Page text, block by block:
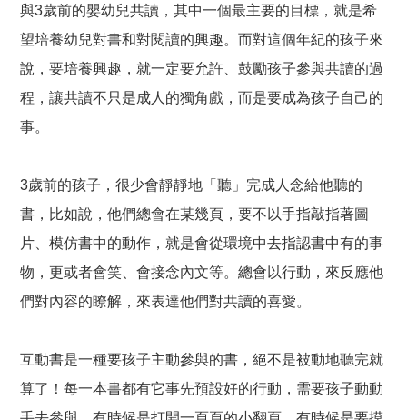
與3歲前的嬰幼兒共讀，其中一個最主要的目標，就是希
望培養幼兒對書和對閱讀的興趣。而對這個年紀的孩子來
說，要培養興趣，就一定要允許、鼓勵孩子參與共讀的過
程，讓共讀不只是成人的獨角戲，而是要成為孩子自己的
事。
3歲前的孩子，很少會靜靜地「聽」完成人念給他聽的
書，比如說，他們總會在某幾頁，要不以手指敲指著圖
片、模仿書中的動作，就是會從環境中去指認書中有的事
物，更或者會笑、會接念內文等。總會以行動，來反應他
們對內容的瞭解，來表達他們對共讀的喜愛。
互動書是一種要孩子主動參與的書，絕不是被動地聽完就
算了！每一本書都有它事先預設好的行動，需要孩子動動